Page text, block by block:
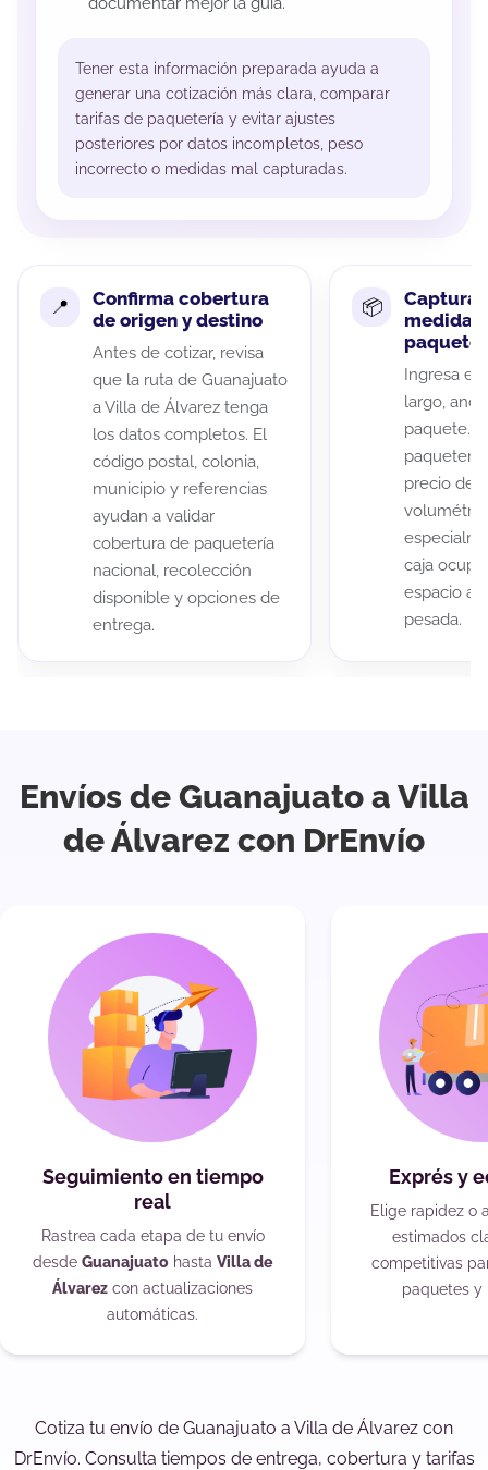
Tener esta información preparada ayuda a
generar una cotización más clara, comparar
tarifas de paquetería y evitar ajustes
posteriores por datos incompletos, peso
incorrecto o medidas mal capturadas.
Confirma cobertura
de origen y destino
Antes de cotizar, revisa
que la ruta de Guanajuato
a Villa de Álvarez tenga
los datos completos. El
código postal, colonia,
municipio y referencias
ayudan a validar
cobertura de paquetería
nacional, recolección
disponible y opciones de
entrega.
Captura
medidas
paquete
Ingresa el
largo,
paquete.
precio de
caja
espacio
pesada.
Envíos de Guanajuato a Villa
de Álvarez con DrEnvío
Seguimiento en tiempo
real
Rastrea cada etapa de tu envío
desde Guanajuato hasta Villa de
Álvarez con actualizaciones
automáticas.
Exprés y
Elige rapidez o
estimados
competitivas
paquetes y
Cotiza tu envío de Guanajuato a Villa de Álvarez con
DrEnvío. Consulta tiempos de entrega, cobertura y tarifas